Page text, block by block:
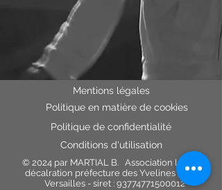
Mentions légales
Politique en matière de cookies
Politique de confidentialité
Conditions d'utilisation
© 2024 par MARTIAL B. Association loi 1901
décalration préfecture des Yvelines 78000
Versailles - siret : 93774771500012